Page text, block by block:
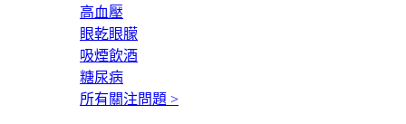
高血壓
眼乾眼朦
吸煙飲酒
糖尿病
所有關注問題 >